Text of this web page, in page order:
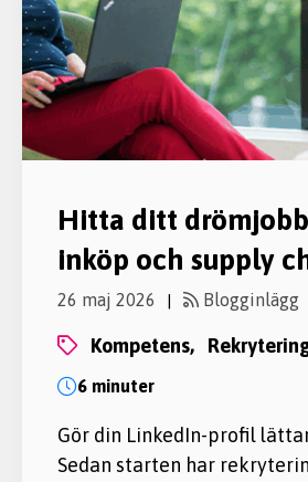
Hitta ditt
inköp och supply
26 maj 2026 | Blogginlägg
kompetens,
6 minuter
Gör din LinkedIn-profil
Sedan starten har